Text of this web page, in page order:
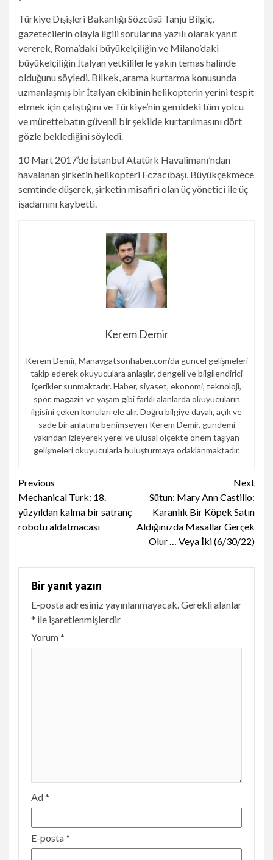
Türkiye Dışişleri Bakanlığı Sözcüsü Tanju Bilgiç,
gazetecilerin olayla ilgili sorularına yazılı olarak yanıt
vererek, Roma’daki büyükelçiliğin ve Milano’daki
büyükelçiliğin İtalyan yetkililerle yakın temas halinde
olduğunu söyledi. Bilkek, arama kurtarma konusunda
uzmanlaşmış bir İtalyan ekibinin helikopterin yerini tespit
etmek için çalıştığını ve Türkiye’nin gemideki tüm yolcu
ve mürettebatın güvenli bir şekilde kurtarılmasını dört
gözle beklediğini söyledi.
10 Mart 2017’de İstanbul Atatürk Havalimanı’ndan
havalanan şirketin helikopteri Eczacıbaşı, Büyükçekmece
semtinde düşerek, şirketin misafiri olan üç yönetici ile üç
işadamını kaybetti.
Kerem Demir
Kerem Demir, Manavgatsonhaber.com’da güncel gelişmeleri
takip ederek okuyuculara anlaşılır, dengeli ve bilgilendirici
içerikler sunmaktadır. Haber, siyaset, ekonomi, teknoloji,
spor, magazin ve yaşam gibi farklı alanlarda okuyucuların
ilgisini çeken konuları ele alır. Doğru bilgiye dayalı, açık ve
sade bir anlatımı benimseyen Kerem Demir, gündemi
yakından izleyerek yerel ve ulusal ölçekte önem taşıyan
gelişmeleri okuyucularla buluşturmaya odaklanmaktadır.
Continue
Reading
Previous
Mechanical Turk: 18.
yüzyıldan kalma bir satranç
robotu aldatmacası
Next
Sütun: Mary Ann Castillo:
Karanlık Bir Köpek Satın
Aldığınızda Masallar Gerçek
Olur … Veya İki (6/30/22)
Bir yanıt yazın
E-posta adresiniz yayınlanmayacak.Gerekli alanlar
* ile işaretlenmişlerdir
Yorum*
Ad*
E-posta*